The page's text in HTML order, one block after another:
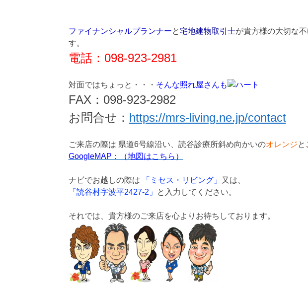
ファイナンシャルプランナーと宅地建物取引士が貴方様の大切な
す。
電話：098-923-2981
対面ではちょっと・・・ そんな照れ屋さんも
FAX：098-923-2982
お問合せ： https://mrs-living.ne.jp/contact
ご来店の際は 県道6号線沿い、読谷診療所斜め向かいのオレンジと
GoogleMAP：（地図はこちら）
ナビでお越しの際は 「ミセス・リビング」
又は、
「読谷村字波平2427-2」
と入力してください。
それでは、貴方様のご来店を心よりお待ちしております。